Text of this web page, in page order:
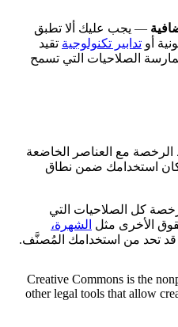
— يجب عليك ألا تطبق
أو تدابير تكنولوجية تقيد
الصلاحيات التي تسمح
الرخصة مع العناصر الخاضعة
كان استخدامك ضمن نطاق
كل الصلاحيات التي
الأخرى مثل الشهرة،
قد تحد من استخدامك المُصنَّف.
Creative Commons is the
other legal tools that allow